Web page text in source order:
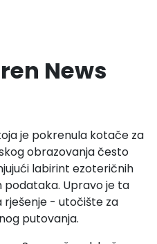
News
je pokrenula kotače za
obrazovanja često
labirint ezoteričnih
podataka. Upravo je ta
rješenje - utočište za
putovanja.